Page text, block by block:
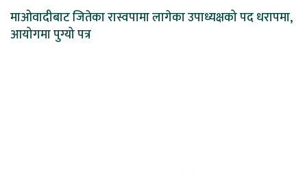
माओवादीबाट जितेका रास्वपामा लागेका उपाध्यक्षको पद धरापमा,
आयोगमा पुग्यो पत्र